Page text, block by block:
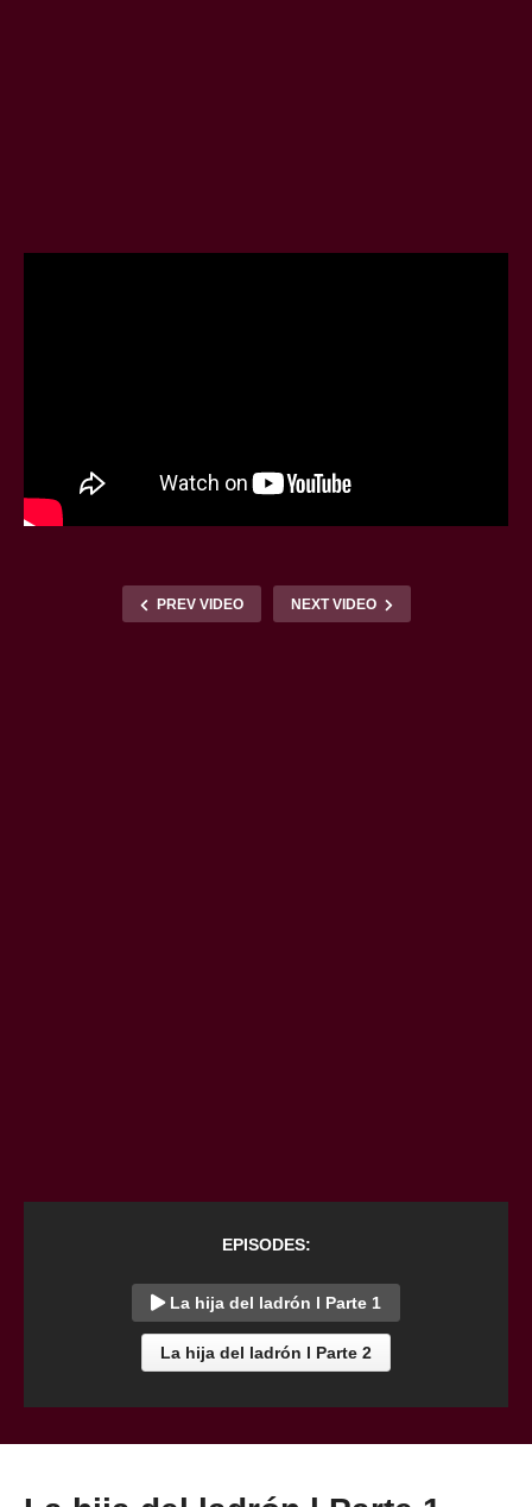
PREV VIDEO NEXT VIDEO
EPISODES:
La hija del ladrón l Parte 1
La hija del ladrón l Parte 2